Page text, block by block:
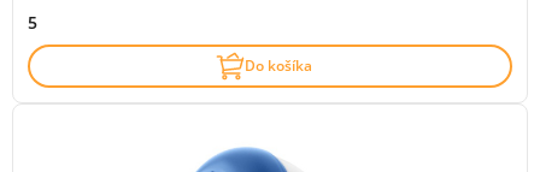
5
Do košíka